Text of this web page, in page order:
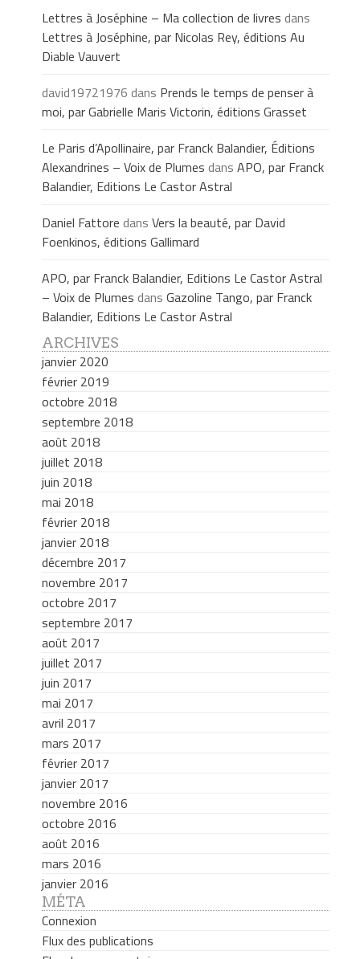
Lettres à Joséphine – Ma collection de livres dans
Lettres à Joséphine, par Nicolas Rey, éditions Au
Diable Vauvert
david19721976 dans Prends le temps de penser à
moi, par Gabrielle Maris Victorin, éditions Grasset
Le Paris d’Apollinaire, par Franck Balandier, Éditions
Alexandrines – Voix de Plumes dans APO, par Franck
Balandier, Editions Le Castor Astral
Daniel Fattore dans Vers la beauté, par David
Foenkinos, éditions Gallimard
APO, par Franck Balandier, Editions Le Castor Astral
– Voix de Plumes dans Gazoline Tango, par Franck
Balandier, Editions Le Castor Astral
ARCHIVES
janvier 2020
février 2019
octobre 2018
septembre 2018
août 2018
juillet 2018
juin 2018
mai 2018
février 2018
janvier 2018
décembre 2017
novembre 2017
octobre 2017
septembre 2017
août 2017
juillet 2017
juin 2017
mai 2017
avril 2017
mars 2017
février 2017
janvier 2017
novembre 2016
octobre 2016
août 2016
mars 2016
janvier 2016
MÉTA
Connexion
Flux des publications